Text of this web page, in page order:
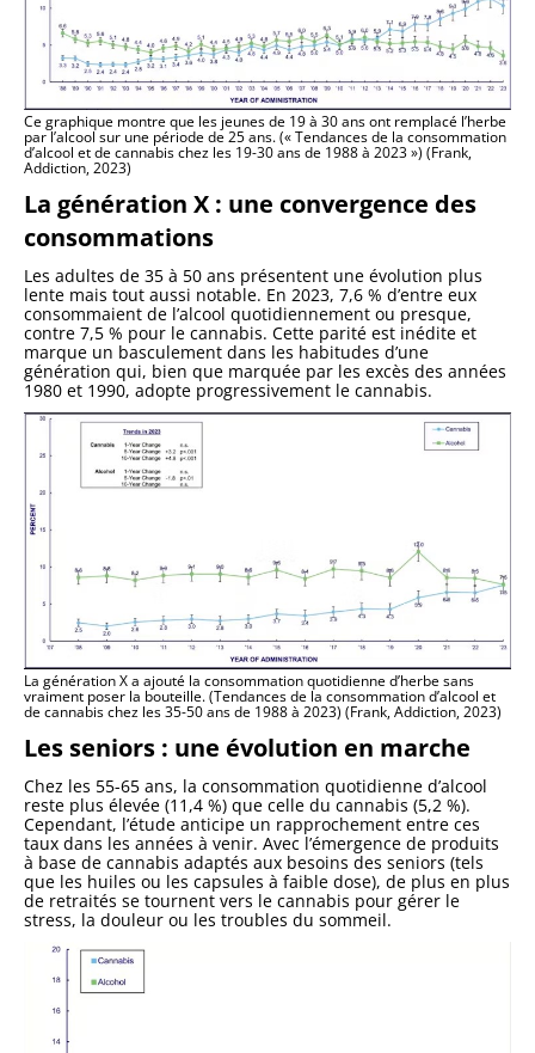
Ce graphique montre que les jeunes de 19 à 30 ans ont remplacé l’herbe
par l’alcool sur une période de 25 ans. (« Tendances de la consommation
d’alcool et de cannabis chez les 19-30 ans de 1988 à 2023 ») (Frank,
Addiction, 2023)
La génération X : une convergence des
consommations
Les adultes de 35 à 50 ans présentent une évolution plus
lente mais tout aussi notable. En 2023, 7,6 % d’entre eux
consommaient de l’alcool quotidiennement ou presque,
contre 7,5 % pour le cannabis. Cette parité est inédite et
marque un basculement dans les habitudes d’une
génération qui, bien que marquée par les excès des années
1980 et 1990, adopte progressivement le cannabis.
La génération X a ajouté la consommation quotidienne d’herbe sans
vraiment poser la bouteille. (Tendances de la consommation d’alcool et
de cannabis chez les 35-50 ans de 1988 à 2023) (Frank, Addiction, 2023)
Les seniors : une évolution en marche
Chez les 55-65 ans, la consommation quotidienne d’alcool
reste plus élevée (11,4 %) que celle du cannabis (5,2 %).
Cependant, l’étude anticipe un rapprochement entre ces
taux dans les années à venir. Avec l’émergence de produits
à base de cannabis adaptés aux besoins des seniors (tels
que les huiles ou les capsules à faible dose), de plus en plus
de retraités se tournent vers le cannabis pour gérer le
stress, la douleur ou les troubles du sommeil.